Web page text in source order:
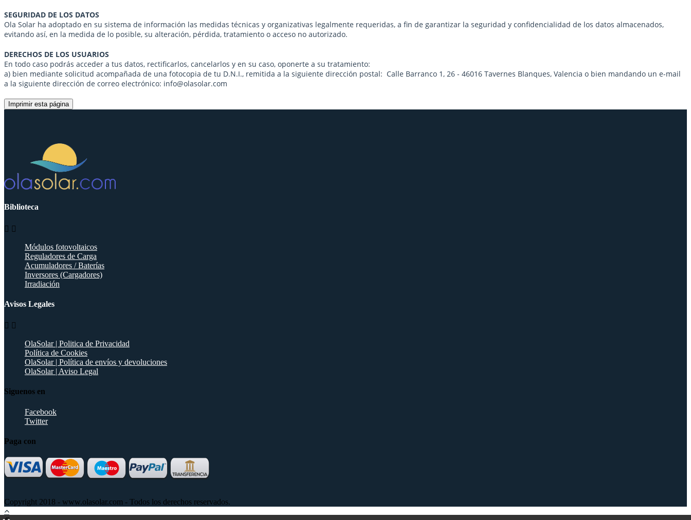
SEGURIDAD DE LOS DATOS
Ola Solar ha adoptado en su sistema de información las medidas técnicas y organizativas legalmente requeridas, a fin de garantizar la seguridad y confidencialidad de los datos almacenados,
evitando así, en la medida de lo posible, su alteración, pérdida, tratamiento o acceso no autorizado.
DERECHOS DE LOS USUARIOS
En todo caso podrás acceder a tus datos, rectificarlos, cancelarlos y en su caso, oponerte a su tratamiento:
a) bien mediante solicitud acompañada de una fotocopia de tu D.N.I., remitida a la siguiente dirección postal: Calle Barranco 1, 26 - 46016 Tavernes Blanques, Valencia o bien mandando un e-mail
a la siguiente dirección de correo electrónico: info@olasolar.com
Biblioteca
 
Módulos fotovoltaicos
Reguladores de Carga
Acumuladores / Baterías
Inversores (Cargadores)
Irradiación
Avisos Legales
 
OlaSolar | Politica de Privacidad
Política de Cookies
OlaSolar | Política de envíos y devoluciones
OlaSolar | Aviso Legal
Siguenos en
Facebook
Twitter
Paga con
Copyright 2018 - www.olasolar.com - Todos los derechos reservados.